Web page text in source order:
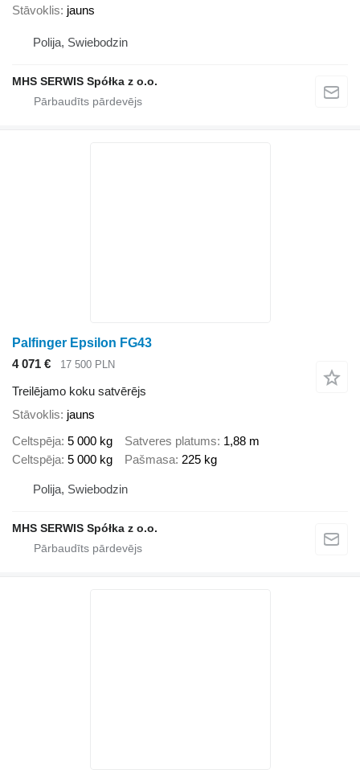
Stāvoklis jauns
Polija, Swiebodzin
MHS SERWIS Spółka z o.o.
Palfinger Epsilon FG43
4 071 €
17 500 PLN
Treilējamo koku satvērējs
Stāvoklis jauns
Celtspēja 5 000 kg Satveres platums 1,88 m
Celtspēja 5 000 kg Pašmasa 225 kg
Polija, Swiebodzin
MHS SERWIS Spółka z o.o.